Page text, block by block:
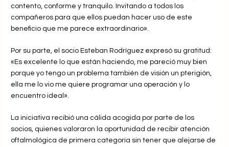
contento, conforme y tranquilo. Invitando a todos los
compañeros para que ellos puedan hacer uso de este
beneficio que me parece extraordinario».
Por su parte, el socio Esteban Rodríguez expresó su gratitud:
«Es excelente lo que están haciendo, me pareció muy bien
porque yo tengo un problema también de visión un pterigión,
ella me lo vio me quiere programar una operación y lo
encuentro ideal».
La iniciativa recibió una cálida acogida por parte de los
socios, quienes valoraron la oportunidad de recibir atención
oftalmológica de primera categoría sin tener que alejarse de